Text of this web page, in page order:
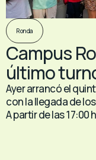
Ronda
Campus
último
Ayer arrancó el
con la llegada de
A partir de las 17:00